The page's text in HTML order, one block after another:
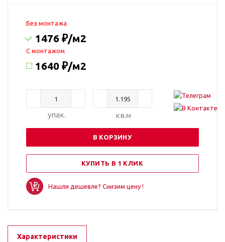
Без монтажа
1476 ₽/м2
C монтажом
1640 ₽/м2
упак. кв.м
В КОРЗИНУ
КУПИТЬ В 1 КЛИК
Нашли дешевле? Снизим цену !
Характеристики